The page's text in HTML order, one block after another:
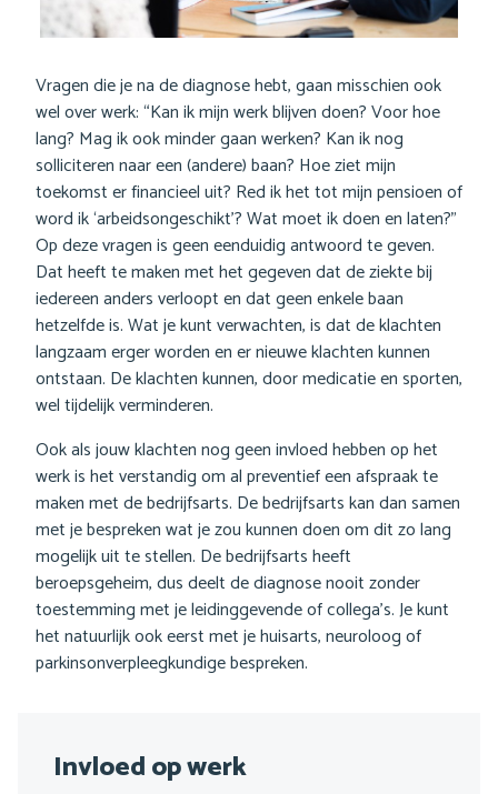
Vragen die je na de diagnose hebt, gaan misschien ook
wel over werk: “Kan ik mijn werk blijven doen? Voor hoe
lang? Mag ik ook minder gaan werken? Kan ik nog
solliciteren naar een (andere) baan? Hoe ziet mijn
toekomst er financieel uit? Red ik het tot mijn pensioen of
word ik ‘arbeidsongeschikt’? Wat moet ik doen en laten?”
Op deze vragen is geen eenduidig antwoord te geven.
Dat heeft te maken met het gegeven dat de ziekte bij
iedereen anders verloopt en dat geen enkele baan
hetzelfde is. Wat je kunt verwachten, is dat de klachten
langzaam erger worden en er nieuwe klachten kunnen
ontstaan. De klachten kunnen, door medicatie en sporten,
wel tijdelijk verminderen.
Ook als jouw klachten nog geen invloed hebben op het
werk is het verstandig om al preventief een afspraak te
maken met de bedrijfsarts. De bedrijfsarts kan dan samen
met je bespreken wat je zou kunnen doen om dit zo lang
mogelijk uit te stellen. De bedrijfsarts heeft
beroepsgeheim, dus deelt de diagnose nooit zonder
toestemming met je leidinggevende of collega’s. Je kunt
het natuurlijk ook eerst met je huisarts, neuroloog of
parkinsonverpleegkundige bespreken.
Sub
Invloed op werk